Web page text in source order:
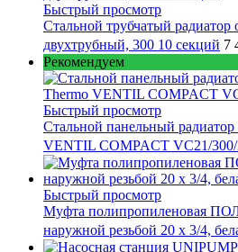
Быстрый просмотр
Стальной трубчатый
двухтрубный, 300 10 секций 7
Рекомендуем
Быстрый просмотр
Стальной панельный
VENTIL COMPACT VC21/300/
Быстрый просмотр
Муфта полипропиленовая
наружной резьбой 20 x 3/4,